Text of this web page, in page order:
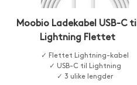
Moobio Ladekabel USB-C til
Lightning Flettet
✓ Flettet Lightning-kabel
✓ USB-C til Lightning
✓ 3 ulike lengder